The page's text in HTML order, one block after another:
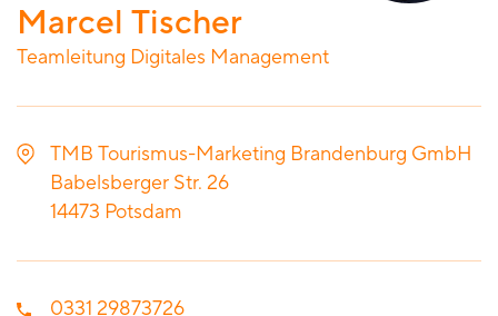
Marcel Tischer
Teamleitung Digitales Management
TMB Tourismus-Marketing Brandenburg GmbH
Babelsberger Str. 26
14473 Potsdam
0331 29873726